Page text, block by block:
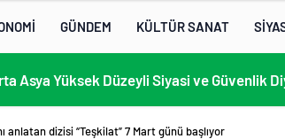
GÜNDEM KÜLTÜR SANAT
anlatan dizisi “Teşkilat” 7 Mart günü başlıyor